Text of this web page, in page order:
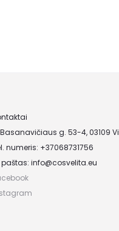
g. 53-4, 03109
numeris: +37068731756
paštas: info@cosvelita.eu